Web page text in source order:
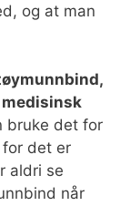
og at man
bruke det for
det er
aldri se
når